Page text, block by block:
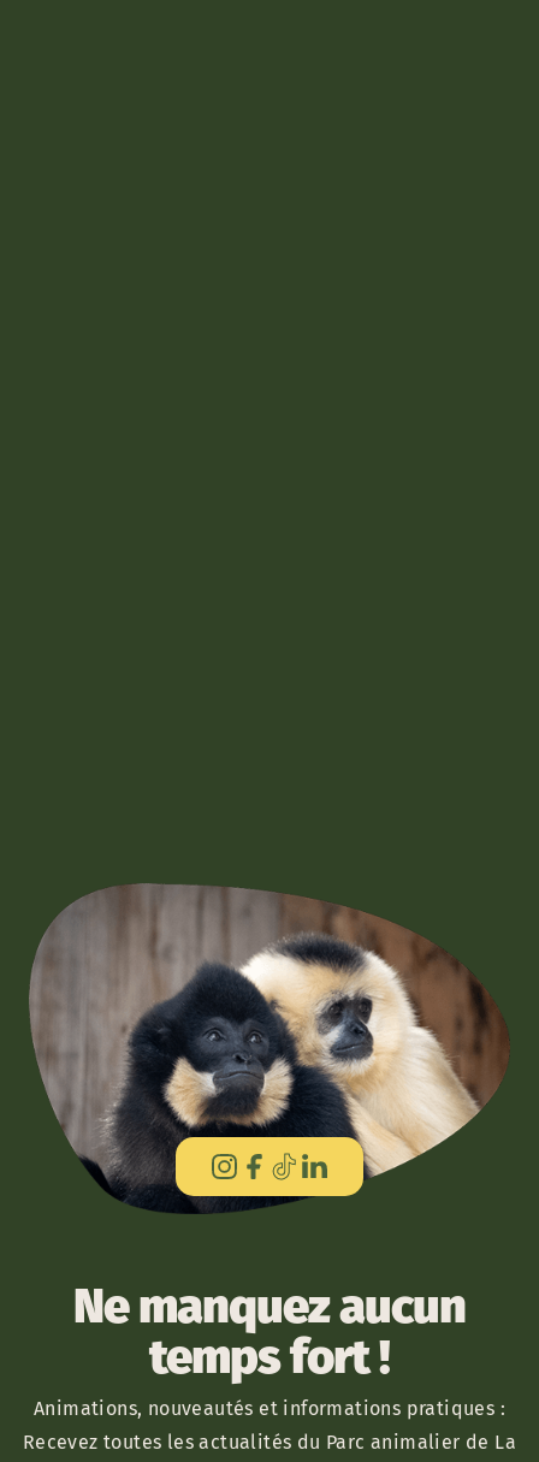
Ne manquez aucun
temps fort !
Animations, nouveautés et informations pratiques :
Recevez toutes les actualités du Parc animalier de La